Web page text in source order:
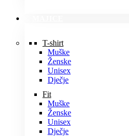
T-shirt
Muške
Ženske
Unisex
Dječje
Fit
Muške
Ženske
Unisex
Dječje